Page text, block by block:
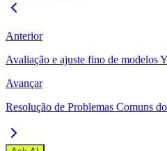
Anterior
Avaliação e ajuste fino de modelos
Avançar
Resolução de Problemas Comuns